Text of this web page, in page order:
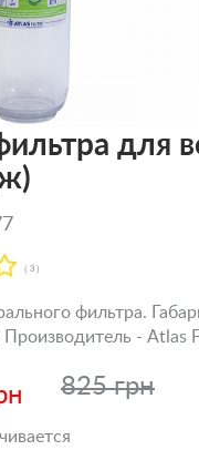
для
( 3 )
фильтра.
Производитель - Atlas
825 грн